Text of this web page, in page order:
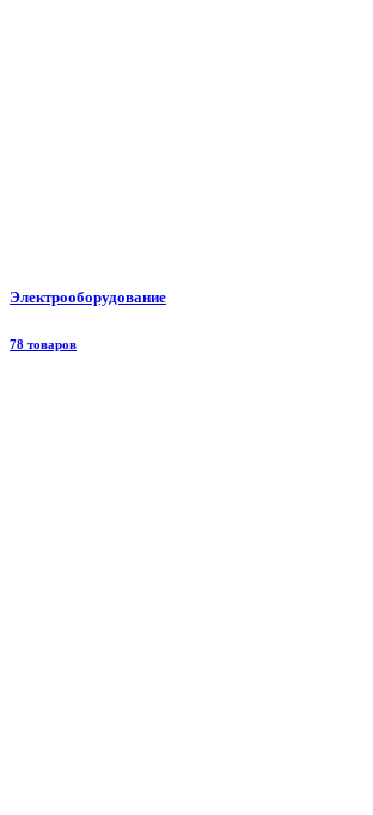
Электрооборудование
78 товаров